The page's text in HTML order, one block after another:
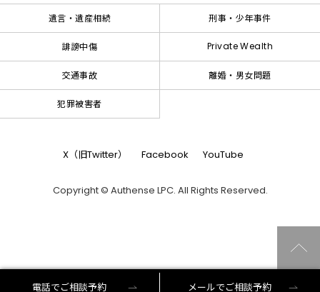
遺言・遺産相続 刑事・少年事件
誹謗中傷 Private Wealth
交通事故 離婚・男女問題
犯罪被害者
X（旧Twitter） Facebook YouTube
Copyright © Authense LPC. All Rights Reserved.
電話でご相談予約 メールでご相談予約